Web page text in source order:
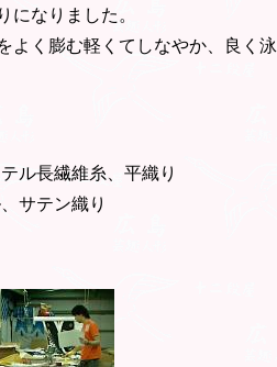
になりました。
よく膨む軽くてしなやか、良く泳
ル長繊維糸、平織り
サテン織り